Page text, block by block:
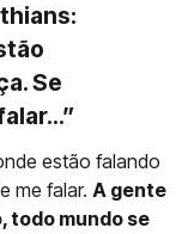
Se
estão falando
me falar. A gente
todo mundo se